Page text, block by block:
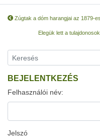
Zúgtak a dóm harangjai az 1879-
Elegük lett a
BEJELENTKEZÉS
Felhasználói név:
Jelszó